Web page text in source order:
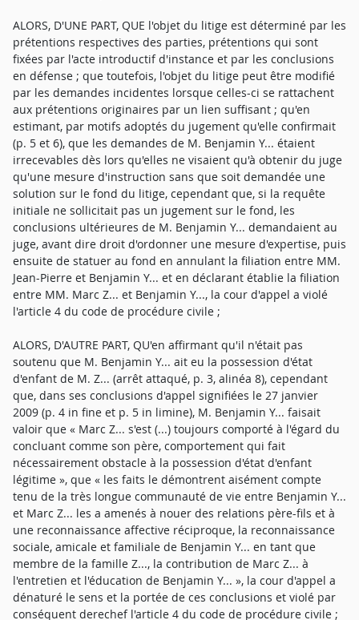
ALORS, D'UNE PART, QUE l'objet du litige est déterminé par les
prétentions respectives des parties, prétentions qui sont
fixées par l'acte introductif d'instance et par les conclusions
en défense ; que toutefois, l'objet du litige peut être modifié
par les demandes incidentes lorsque celles-ci se rattachent
aux prétentions originaires par un lien suffisant ; qu'en
estimant, par motifs adoptés du jugement qu'elle confirmait
(p. 5 et 6), que les demandes de M. Benjamin Y... étaient
irrecevables dès lors qu'elles ne visaient qu'à obtenir du juge
qu'une mesure d'instruction sans que soit demandée une
solution sur le fond du litige, cependant que, si la requête
initiale ne sollicitait pas un jugement sur le fond, les
conclusions ultérieures de M. Benjamin Y... demandaient au
juge, avant dire droit d'ordonner une mesure d'expertise, puis
ensuite de statuer au fond en annulant la filiation entre MM.
Jean-Pierre et Benjamin Y... et en déclarant établie la filiation
entre MM. Marc Z... et Benjamin Y..., la cour d'appel a violé
l'article 4 du code de procédure civile ;
ALORS, D'AUTRE PART, QU'en affirmant qu'il n'était pas
soutenu que M. Benjamin Y... ait eu la possession d'état
d'enfant de M. Z... (arrêt attaqué, p. 3, alinéa 8), cependant
que, dans ses conclusions d'appel signifiées le 27 janvier
2009 (p. 4 in fine et p. 5 in limine), M. Benjamin Y... faisait
valoir que « Marc Z... s'est (...) toujours comporté à l'égard du
concluant comme son père, comportement qui fait
nécessairement obstacle à la possession d'état d'enfant
légitime », que « les faits le démontrent aisément compte
tenu de la très longue communauté de vie entre Benjamin Y...
et Marc Z... les a amenés à nouer des relations père-fils et à
une reconnaissance affective réciproque, la reconnaissance
sociale, amicale et familiale de Benjamin Y... en tant que
membre de la famille Z..., la contribution de Marc Z... à
l'entretien et l'éducation de Benjamin Y... », la cour d'appel a
dénaturé le sens et la portée de ces conclusions et violé par
conséquent derechef l'article 4 du code de procédure civile ;